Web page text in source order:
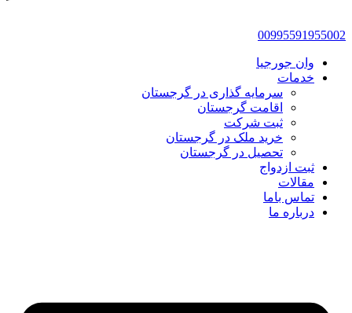
00995591955002
وان جورجیا
خدمات
سرمایه گذاری در گرجستان
اقامت گرجستان
ثبت شرکت
خرید ملک در گرجستان
تحصیل در گرجستان
ثبت ازدواج
مقالات
تماس باما
درباره ما